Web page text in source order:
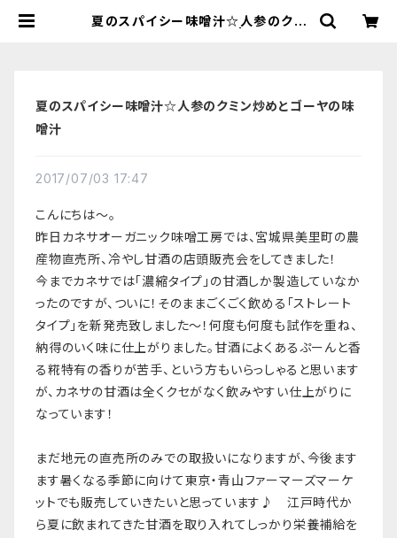
夏のスパイシー味噌汁☆人参のクミ
夏のスパイシー味噌汁☆人参のクミン炒めとゴーヤの味
噌汁
2017/07/03 17:47
こんにちは〜。
昨日カネサオーガニック味噌工房では、宮城県美里町の農
産物直売所、冷やし甘酒の店頭販売会をしてきました！
今までカネサでは「濃縮タイプ」の甘酒しか製造していなか
ったのですが、ついに！そのままごくごく飲める「ストレート
タイプ」を新発売致しました〜！何度も何度も試作を重ね、
納得のいく味に仕上がりました。甘酒によくあるぷーんと香
る糀特有の香りが苦手、という方もいらっしゃると思います
が、カネサの甘酒は全くクセがなく飲みやすい仕上がりに
なっています！
まだ地元の直売所のみでの取扱いになりますが、今後ます
ます暑くなる季節に向けて東京・青山ファーマーズマーケ
ットでも販売していきたいと思っています♪ 江戸時代か
ら夏に飲まれてきた甘酒を取り入れてしっかり栄養補給を